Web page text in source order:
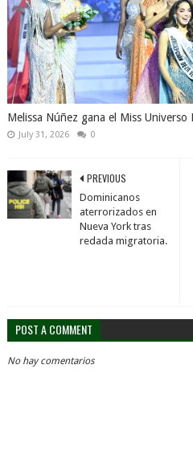
Melissa Núñez gana el Miss
July 31, 2026 0
PREVIOUS
Dominicanos
aterrorizados en
Nueva York tras
redada migratoria.
POST A COMMENT
No hay comentarios